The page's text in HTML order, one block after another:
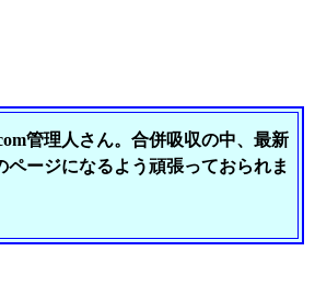
管理人さん。合併吸収の中、最新
ページになるよう頑張っておられま